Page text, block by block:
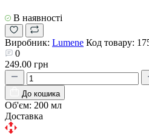
В наявності
Виробник: Lumene Код товару:
0
249.00 грн
До кошика
Об'єм: 200 мл
Доставка